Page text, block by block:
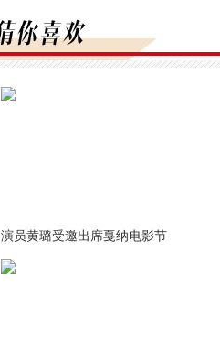
演员黄璐受邀出席戛纳电影节